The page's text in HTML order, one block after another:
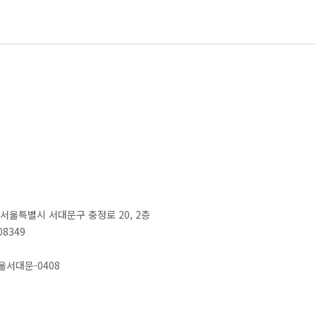
울특별시 서대문구 충정로 20, 2층
서대문-0408